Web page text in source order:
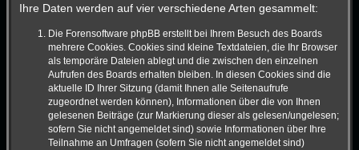
Ihre Daten werden auf vier verschiedene Arten gesammelt:
Die Forensoftware phpBB erstellt bei Ihrem Besuch des Boards
mehrere Cookies. Cookies sind kleine Textdateien, die Ihr Browser
als temporäre Dateien ablegt und die zwischen den einzelnen
Aufrufen des Boards erhalten bleiben. In diesen Cookies sind die
aktuelle ID Ihrer Sitzung (damit Ihnen alle Seitenaufrufe
zugeordnet werden können), Informationen über die von Ihnen
gelesenen Beiträge (zur Markierung dieser als gelesen/ungelesen;
sofern Sie nicht angemeldet sind) sowie Informationen über Ihre
Teilnahme an Umfragen (sofern Sie nicht angemeldet sind)